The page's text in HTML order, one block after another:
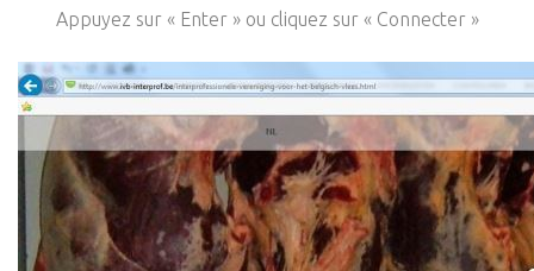
Appuyez sur « Enter » ou cliquez sur « Connecter »